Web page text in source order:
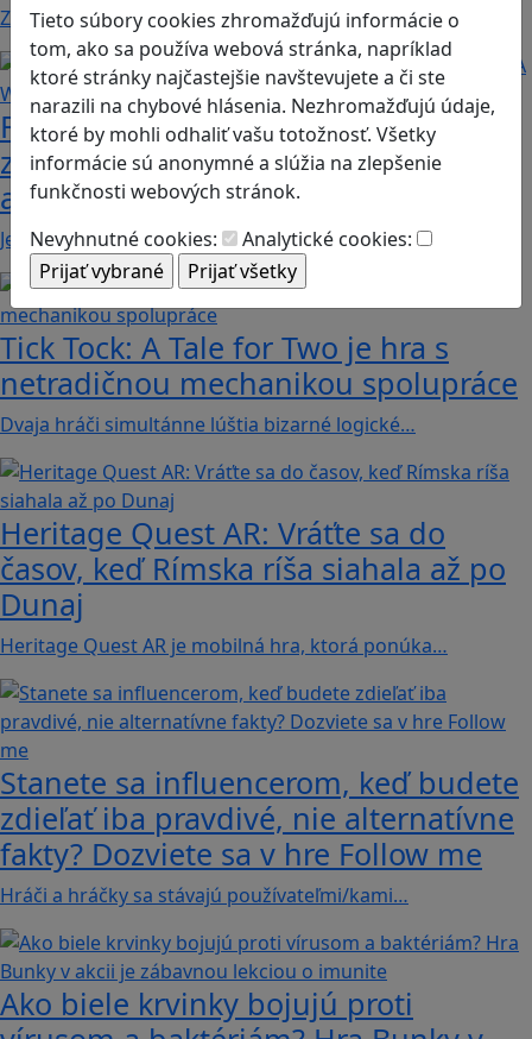
Tieto súbory cookies zhromažďujú informácie o
tom, ako sa používa webová stránka, napríklad
ktoré stránky najčastejšie navštevujete a či ste
narazili na chybové hlásenia. Nezhromažďujú údaje,
ktoré by mohli odhaliť vašu totožnosť. Všetky
informácie sú anonymné a slúžia na zlepšenie
funkčnosti webových stránok.
Nevyhnutné cookies:
Analytické cookies:
Zohľadňovať treba vývinové špecifiká detí, a…
Fotografujte zvieratká, aby ste
zachránili ostrov v Alba: A Wildlife
adventure
Jednoduchá hra, vhodná pre kohokoľvek z rodiny,…
Tick Tock: A Tale for Tw‪o je hra s
netradičnou mechanikou spolupráce
Dvaja hráči simultánne lúštia bizarné logické…
Heritage Quest AR: Vráťte sa do
časov, keď Rímska ríša siahala až po
Dunaj
Heritage Quest AR je mobilná hra, ktorá ponúka…
Stanete sa influencerom, keď budete
zdieľať iba pravdivé, nie alternatívne
fakty? Dozviete sa v hre Follow me
Hráči a hráčky sa stávajú používateľmi/kami…
Ako biele krvinky bojujú proti